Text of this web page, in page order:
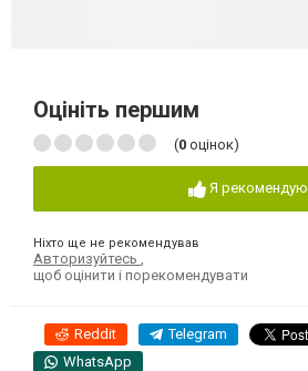
Оцініть першим
(0 оцінок)
Я рекомендую
Ніхто ще не рекомендував
Авторизуйтесь
щоб оцінити і порекомендувати
Reddit Telegram
WhatsApp